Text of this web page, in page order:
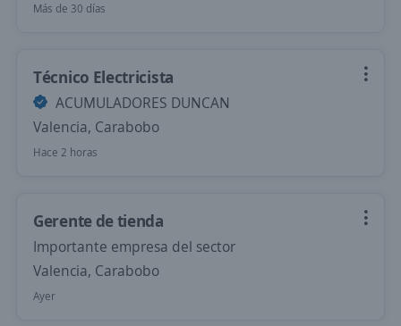
Más de 30 días
Técnico Electricista
ACUMULADORES DUNCAN
Valencia, Carabobo
Hace 2 horas
Gerente de tienda
Importante empresa del sector
Valencia, Carabobo
Ayer